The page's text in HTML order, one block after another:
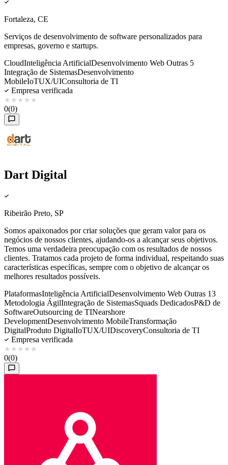
Fortaleza, CE
Serviços de desenvolvimento de software personalizados para
empresas, governo e startups.
CloudInteligência ArtificialDesenvolvimento Web Outras 5
Integração de SistemasDesenvolvimento
MobileIoTUX/UIConsultoria de TI
Empresa verificada
★ ★ ★ ★ ★
0(0)
Dart Digital
Ribeirão Preto, SP
Somos apaixonados por criar soluções que geram valor para os
negócios de nossos clientes, ajudando-os a alcançar seus objetivos.
Temos uma verdadeira preocupação com os resultados de nossos
clientes. Tratamos cada projeto de forma individual, respeitando suas
características específicas, sempre com o objetivo de alcançar os
melhores resultados possíveis.
PlataformasInteligência ArtificialDesenvolvimento Web Outras 13
Metodologia ÁgilIntegração de SistemasSquads DedicadosP&D de
SoftwareOutsourcing de TINearshore
DevelopmentDesenvolvimento MobileTransformação
DigitalProduto DigitalIoTUX/UIDiscoveryConsultoria de TI
Empresa verificada
★ ★ ★ ★ ★
0(0)